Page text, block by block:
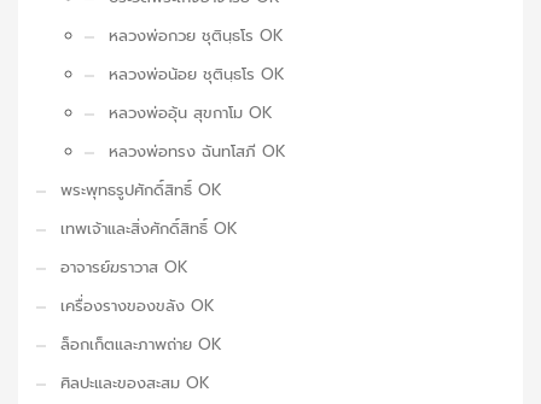
หลวงพ่อกวย ชุตินฺธโร OK
หลวงพ่อน้อย ชุตินฺธโร OK
หลวงพ่ออุ้น สุขกาโม OK
หลวงพ่อทรง ฉันทโสภี OK
พระพุทธรูปศักดิ์สิทธิ์ OK
เทพเจ้าและสิ่งศักดิ์สิทธิ์ OK
อาจารย์ฆราวาส OK
เครื่องรางของขลัง OK
ล็อกเก็ตและภาพถ่าย OK
ศิลปะและของสะสม OK